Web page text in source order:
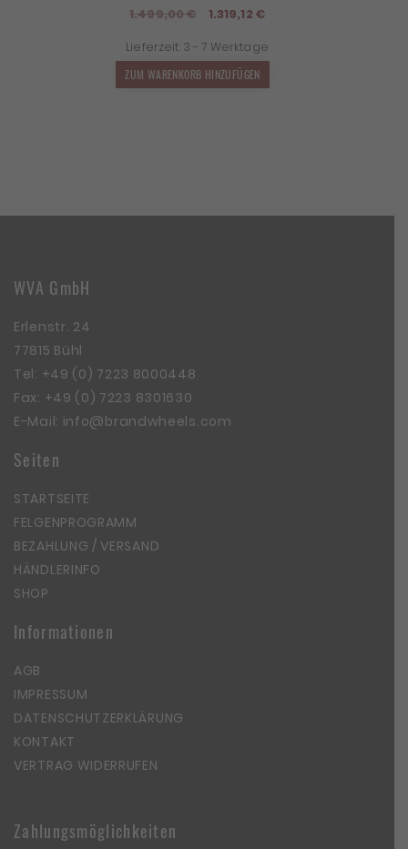
1.499,00€
Ursprünglicher
war:
1.499,00 €
1.319,12 €Aktueller
ist:
Lieferzeit: 3 - 7 Werktage
ZUM WARENKORB HINZUFÜGEN
WVA GmbH
Erlenstr. 24
77815 Bühl
Tel: +49 (0) 7223 8000448
Fax: +49 (0) 7223 8301630
E-Mail: info@brandwheels.com
Seiten
STARTSEITE
FELGENPROGRAMM
BEZAHLUNG / VERSAND
HÄNDLERINFO
SHOP
Informationen
AGB
IMPRESSUM
DATENSCHUTZERKLÄRUNG
KONTAKT
VERTRAG WIDERRUFEN
Zahlungsmöglichkeiten